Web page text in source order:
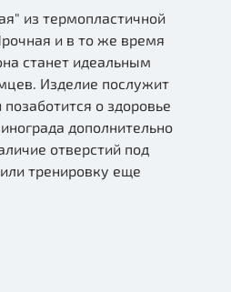
из термопластичной
и в то же время
станет идеальным
Изделие послужит
о здоровье
дополнительно
отверстий под
тренировку еще